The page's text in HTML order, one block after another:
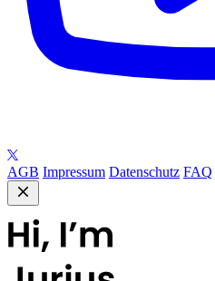
AGB Impressum Datenschutz FAQ